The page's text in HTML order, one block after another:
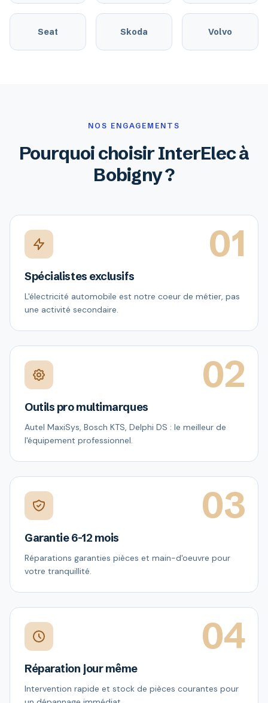
Seat Skoda Volvo
NOS ENGAGEMENTS
Pourquoi choisir InterElec à
Bobigny ?
01
Spécialistes exclusifs
L'électricité automobile est notre coeur de métier, pas
une activité secondaire.
02
Outils pro multimarques
Autel MaxiSys, Bosch KTS, Delphi DS : le meilleur de
l'équipement professionnel.
03
Garantie 6-12 mois
Réparations garanties pièces et main-d'oeuvre pour
votre tranquillité.
04
Réparation jour même
Intervention rapide et stock de pièces courantes pour